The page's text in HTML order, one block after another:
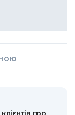
про